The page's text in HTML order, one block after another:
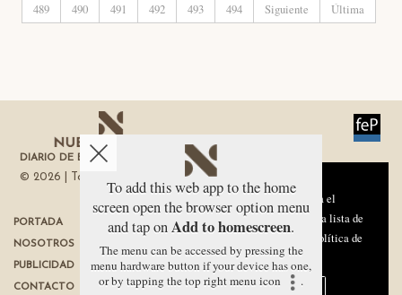
489
490 491 492 493 494 Siguiente Última
DIARIO DE ECONOMÍA DE LA REGIÓN DE MURCIA
© 2026 | Todos los derechos reservados
PORTADA
NOSOTROS
PUBLICIDAD
CONTACTO
TÉRMINOS DE USO
PROTECCIÓN DE DATOS
POLÍTICA DE COOKIES
To add this web app to the home
screen open the browser option menu
and tap onAdd to homescreen.
The menu can be accessed by pressing the
menu hardware button if your device has one,
or by tapping the top right menu icon
.
Aviso sobre el Uso de cookies:
Utilizamos cookies nuestras y de terceros para el
funcionamiento del digital. Puedes consultar la lista de
cookies y como desconectarlas.Ver nuestra Política de
Privacidad y Cookies
Aceptar Cookies
Personalizar